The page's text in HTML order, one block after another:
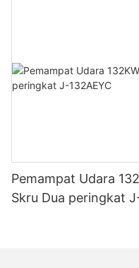
Pemampat Udara
Skru Dua peringkat